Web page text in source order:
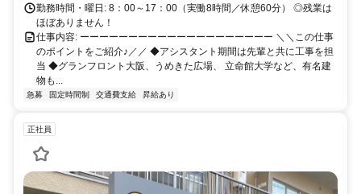
勤務時間・曜日: 8：00～17：00（実働8時間／休憩60分） ◎残業は
ほぼありません！
仕事内容: ーーーーーーーーーーーーーーーーーーーー ＼＼この仕事
のポイントをご紹介♪／／ ◆アシスタント期間は先輩と共に工事を担
当 ◆グランフロント大阪、うめきた広場、 立命館大学など、有名建
物も...
急募 固定時間制 交通費支給 昇給あり
正社員